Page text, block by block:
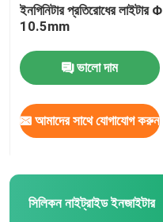
ইনগিনিটার প্রতিরোধের লাইটার Φ
10.5mm
ভালো দাম
আমাদের সাথে যোগাযোগ করুন
সিলিকন নাইট্রাইড ইনজাইটার